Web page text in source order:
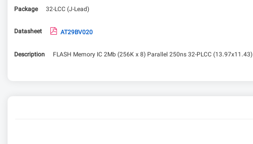
Package 32-LCC (J-Lead)
Datasheet AT29BV020
Description FLASH Memory IC 2Mb (256K x 8) Parallel 250ns 32-PLCC (13.97x11.43)